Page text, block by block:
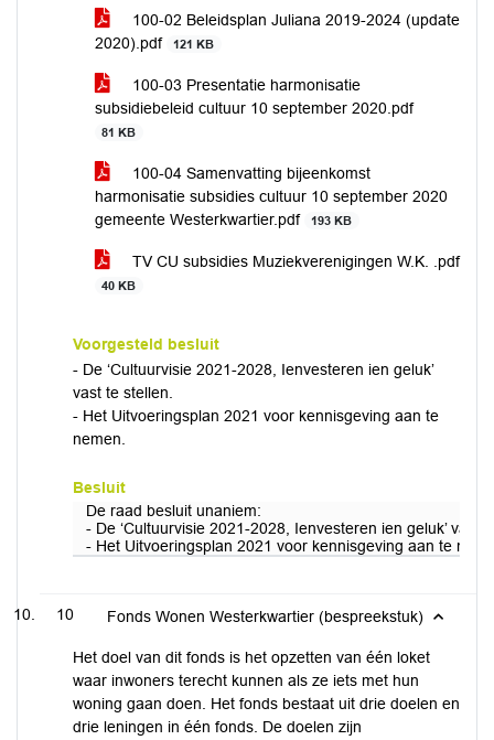
100-02 Beleidsplan Juliana 2019-2024 (update
2020).pdf
121 KB
100-03 Presentatie harmonisatie
subsidiebeleid cultuur 10 september 2020.pdf
81 KB
100-04 Samenvatting bijeenkomst
harmonisatie subsidies cultuur 10 september 2020
gemeente Westerkwartier.pdf
193 KB
TV CU subsidies Muziekverenigingen W.K. .pdf
40 KB
Voorgesteld besluit
- De ‘Cultuurvisie 2021-2028, Ienvesteren ien geluk’
vast te stellen.
- Het Uitvoeringsplan 2021 voor kennisgeving aan te
nemen.
Besluit
De raad besluit unaniem:
- De ‘Cultuurvisie 2021-2028, Ienvesteren ien geluk’ vast
- Het Uitvoeringsplan 2021 voor kennisgeving aan te
10 Fonds Wonen Westerkwartier (bespreekstuk)
Het doel van dit fonds is het opzetten van één loket
waar inwoners terecht kunnen als ze iets met hun
woning gaan doen. Het fonds bestaat uit drie doelen en
drie leningen in één fonds. De doelen zijn